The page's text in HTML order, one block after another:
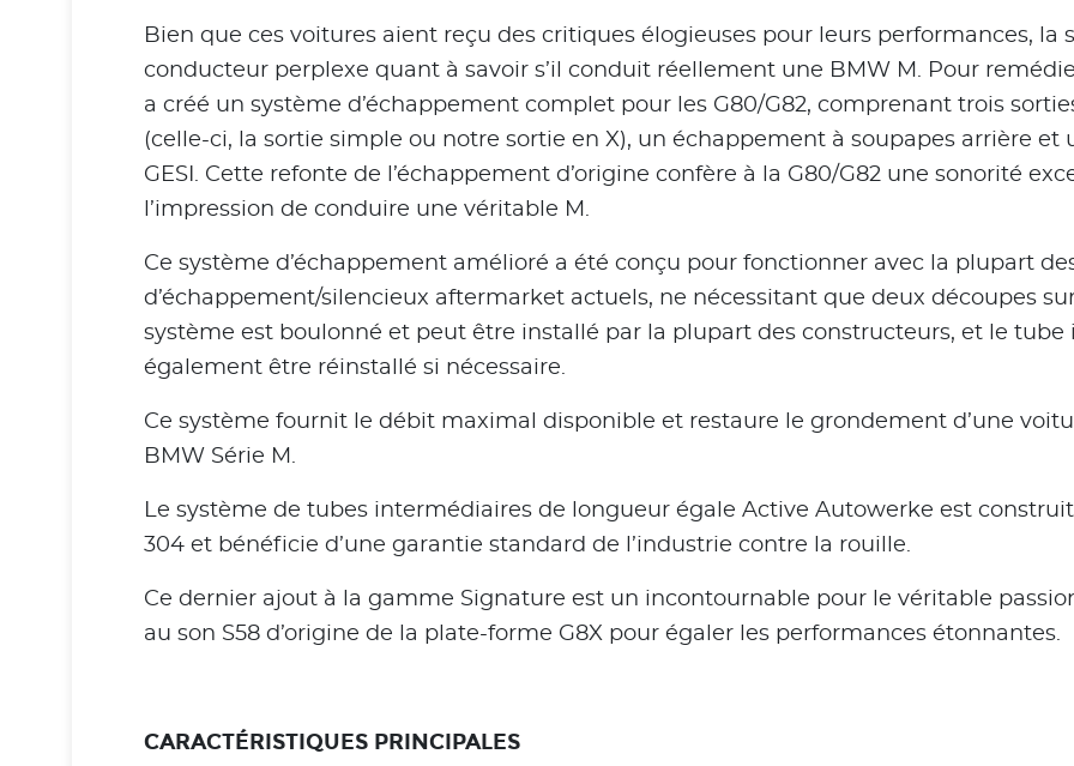
Bien que ces voitures aient reçu des critiques élogieuses pour leurs performances, la
conducteur perplexe quant à savoir s’il conduit réellement une BMW M. Pour
a créé un système d’échappement complet pour les G80/G82, comprenant trois
(celle-ci, la sortie simple ou notre sortie en X), un échappement à soupapes arrière et
GESI. Cette refonte de l’échappement d’origine confère à la G80/G82 une sonorité
l’impression de conduire une véritable M.
Ce système d’échappement amélioré a été conçu pour fonctionner avec la plupart
d’échappement/silencieux aftermarket actuels, ne nécessitant que deux découpes
système est boulonné et peut être installé par la plupart des constructeurs, et le tube
également être réinstallé si nécessaire.
Ce système fournit le débit maximal disponible et restaure le grondement d’une
BMW Série M.
Le système de tubes intermédiaires de longueur égale Active Autowerke est
304 et bénéficie d’une garantie standard de l’industrie contre la rouille.
Ce dernier ajout à la gamme Signature est un incontournable pour le véritable
au son S58 d’origine de la plate-forme G8X pour égaler les performances étonnantes.
CARACTÉRISTIQUES PRINCIPALES